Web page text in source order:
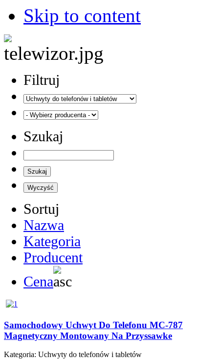
Skip to content
Filtruj
Szukaj
Sortuj
Nazwa
Kategoria
Producent
Cena
Samochodowy Uchwyt Do Telefonu MC-787
Magnetyczny Montowany Na Przyssawke
Kategoria: Uchwyty do telefonów i tabletów